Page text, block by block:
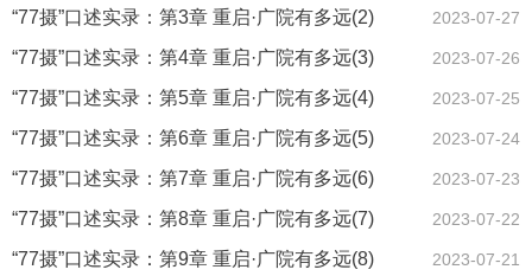
“77摄”口述实录：第3章 重启·广院有多远(2) 2023-07-27
“77摄”口述实录：第4章 重启·广院有多远(3) 2023-07-26
“77摄”口述实录：第5章 重启·广院有多远(4) 2023-07-25
“77摄”口述实录：第6章 重启·广院有多远(5) 2023-07-24
“77摄”口述实录：第7章 重启·广院有多远(6) 2023-07-23
“77摄”口述实录：第8章 重启·广院有多远(7) 2023-07-22
“77摄”口述实录：第9章 重启·广院有多远(8) 2023-07-21